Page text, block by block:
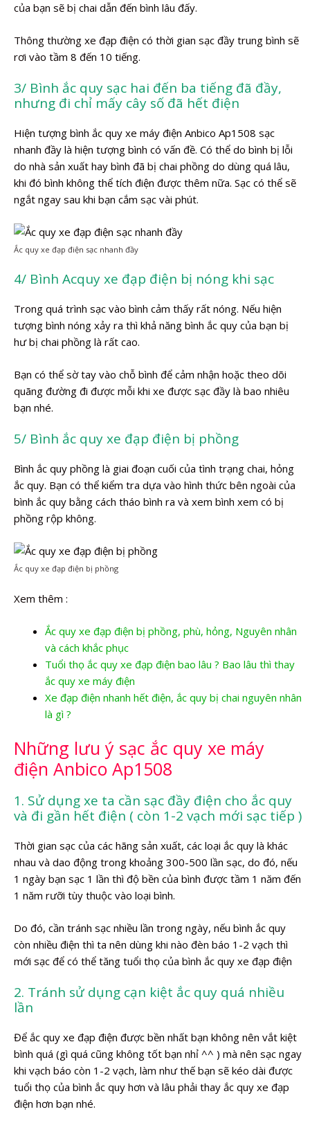
của bạn sẽ bị chai dẫn đến bình lâu đấy.
Thông thường xe đạp điện có thời gian sạc đầy trung bình sẽ
rơi vào tầm 8 đến 10 tiếng.
3/ Bình ắc quy sạc hai đến ba tiếng đã đầy,
nhưng đi chỉ mấy cây số đã hết điện
Hiện tượng bình ắc quy xe máy điện Anbico Ap1508 sạc
nhanh đầy là hiện tượng bình có vấn đề. Có thể do bình bị lỗi
do nhà sản xuất hay bình đã bị chai phồng do dùng quá lâu,
khi đó bình không thể tích điện được thêm nữa. Sạc có thể sẽ
ngắt ngay sau khi bạn cắm sạc vài phút.
Ắc quy xe đạp điện sạc nhanh đầy
4/ Bình Acquy xe đạp điện bị nóng khi sạc
Trong quá trình sạc vào bình cảm thấy rất nóng. Nếu hiện
tượng bình nóng xảy ra thì khả năng bình ắc quy của bạn bị
hư bị chai phồng là rất cao.
Bạn có thể sờ tay vào chỗ bình để cảm nhận hoặc theo dõi
quãng đường đi được mỗi khi xe được sạc đầy là bao nhiêu
bạn nhé.
5/ Bình ắc quy xe đạp điện bị phồng
Bình ắc quy phồng là giai đoạn cuối của tình trạng chai, hỏng
ắc quy. Bạn có thể kiểm tra dựa vào hình thức bên ngoài của
bình ắc quy bằng cách tháo bình ra và xem bình xem có bị
phồng rộp không.
Ắc quy xe đạp điện bị phồng
Xem thêm :
Ắc quy xe đạp điện bị phồng, phù, hỏng, Nguyên nhân
và cách khắc phục
Tuổi thọ ắc quy xe đạp điện bao lâu ? Bao lâu thì thay
ắc quy xe máy điện
Xe đạp điện nhanh hết điện, ắc quy bị chai nguyên nhân
là gì ?
Những lưu ý sạc ắc quy xe máy
điện Anbico Ap1508
1. Sử dụng xe ta cần sạc đầy điện cho ắc quy
và đi gần hết điện ( còn 1-2 vạch mới sạc tiếp )
Thời gian sạc của các hãng sản xuất, các loại ắc quy là khác
nhau và dao động trong khoảng 300-500 lần sạc, do đó, nếu
1 ngày bạn sạc 1 lần thì độ bền của bình được tầm 1 năm đến
1 năm rưỡi tùy thuộc vào loại bình.
Do đó, cần tránh sạc nhiều lần trong ngày, nếu bình ắc quy
còn nhiều điện thì ta nên dùng khi nào đèn báo 1-2 vạch thì
mới sạc để có thể tăng tuổi thọ của bình ắc quy xe đạp điện
2. Tránh sử dụng cạn kiệt ắc quy quá nhiều
lần
Để ắc quy xe đạp điện được bền nhất bạn không nên vắt kiệt
bình quá (gì quá cũng không tốt bạn nhỉ ^^ ) mà nên sạc ngay
khi vạch báo còn 1-2 vạch, làm như thế bạn sẽ kéo dài được
tuổi thọ của bình ắc quy hơn và lâu phải thay ắc quy xe đạp
điện hơn bạn nhé.